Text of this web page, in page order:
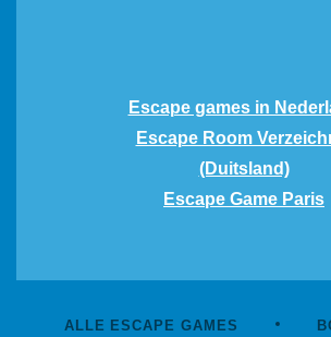
Escape games in
Escape Room
(Duitsland)
Escape Game Paris
ALLE ESCAPE GAMES